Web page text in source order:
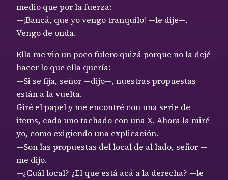
medio que por la fuerza:
—¡Bancá, que yo vengo tranquilo! —le dije—.
Vengo de onda.
Ella me vio un poco fulero quizá porque no la dejé
hacer lo que ella quería:
—Si se fija, señor —dijo—, nuestras propuestas
están a la vuelta.
Giré el papel y me encontré con una serie de
items, cada uno tachado con una X. Ahora la miré
yo, como exigiendo una explicación.
—Son las propuestas del local de al lado, señor —
me dijo.
—¿Cuál local? ¿El que está acá a la derecha? —le